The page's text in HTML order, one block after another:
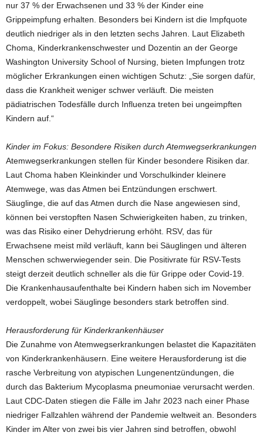
nur 37 % der Erwachsenen und 33 % der Kinder eine
Grippeimpfung erhalten. Besonders bei Kindern ist die Impfquote
deutlich niedriger als in den letzten sechs Jahren. Laut Elizabeth
Choma, Kinderkrankenschwester und Dozentin an der George
Washington University School of Nursing, bieten Impfungen trotz
möglicher Erkrankungen einen wichtigen Schutz: „Sie sorgen dafür,
dass die Krankheit weniger schwer verläuft. Die meisten
pädiatrischen Todesfälle durch Influenza treten bei ungeimpften
Kindern auf.“
Kinder im Fokus: Besondere Risiken durch Atemwegserkrankungen
Atemwegserkrankungen stellen für Kinder besondere Risiken dar.
Laut Choma haben Kleinkinder und Vorschulkinder kleinere
Atemwege, was das Atmen bei Entzündungen erschwert.
Säuglinge, die auf das Atmen durch die Nase angewiesen sind,
können bei verstopften Nasen Schwierigkeiten haben, zu trinken,
was das Risiko einer Dehydrierung erhöht. RSV, das für
Erwachsene meist mild verläuft, kann bei Säuglingen und älteren
Menschen schwerwiegender sein. Die Positivrate für RSV-Tests
steigt derzeit deutlich schneller als die für Grippe oder Covid-19.
Die Krankenhausaufenthalte bei Kindern haben sich im November
verdoppelt, wobei Säuglinge besonders stark betroffen sind.
Herausforderung für Kinderkrankenhäuser
Die Zunahme von Atemwegserkrankungen belastet die Kapazitäten
von Kinderkrankenhäusern. Eine weitere Herausforderung ist die
rasche Verbreitung von atypischen Lungenentzündungen, die
durch das Bakterium Mycoplasma pneumoniae verursacht werden.
Laut CDC-Daten stiegen die Fälle im Jahr 2023 nach einer Phase
niedriger Fallzahlen während der Pandemie weltweit an. Besonders
Kinder im Alter von zwei bis vier Jahren sind betroffen, obwohl